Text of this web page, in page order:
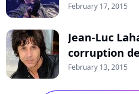
February 17, 2015
Jean-Luc
corruption
February 13, 2015